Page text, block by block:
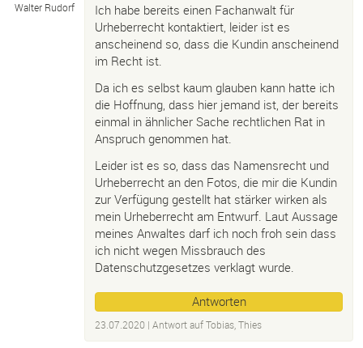
Walter Rudorf
Ich habe bereits einen Fachanwalt für
Urheberrecht kontaktiert, leider ist es
anscheinend so, dass die Kundin anscheinend
im Recht ist.
Da ich es selbst kaum glauben kann hatte ich
die Hoffnung, dass hier jemand ist, der bereits
einmal in ähnlicher Sache rechtlichen Rat in
Anspruch genommen hat.
Leider ist es so, dass das Namensrecht und
Urheberrecht an den Fotos, die mir die Kundin
zur Verfügung gestellt hat stärker wirken als
mein Urheberrecht am Entwurf. Laut Aussage
meines Anwaltes darf ich noch froh sein dass
ich nicht wegen Missbrauch des
Datenschutzgesetzes verklagt wurde.
Antworten
23.07.2020 | Antwort aufTobias, Thies